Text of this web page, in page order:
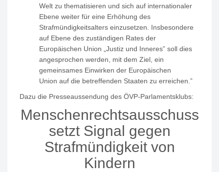
Welt zu thematisieren und sich auf internationaler
Ebene weiter für eine Erhöhung des
Strafmündigkeitsalters einzusetzen. Insbesondere
auf Ebene des zuständigen Rates der
Europäischen Union „Justiz und Inneres” soll dies
angesprochen werden, mit dem Ziel, ein
gemeinsames Einwirken der Europäischen
Union auf die betreffenden Staaten zu erreichen.”
Dazu die Presseaussendung des ÖVP-Parlamentsklubs:
Menschenrechtsausschuss
setzt Signal gegen
Strafmündigkeit von
Kindern